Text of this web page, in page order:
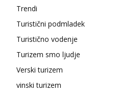
Trendi
Turistični podmladek
Turistično vodenje
Turizem smo ljudje
Verski turizem
vinski turizem